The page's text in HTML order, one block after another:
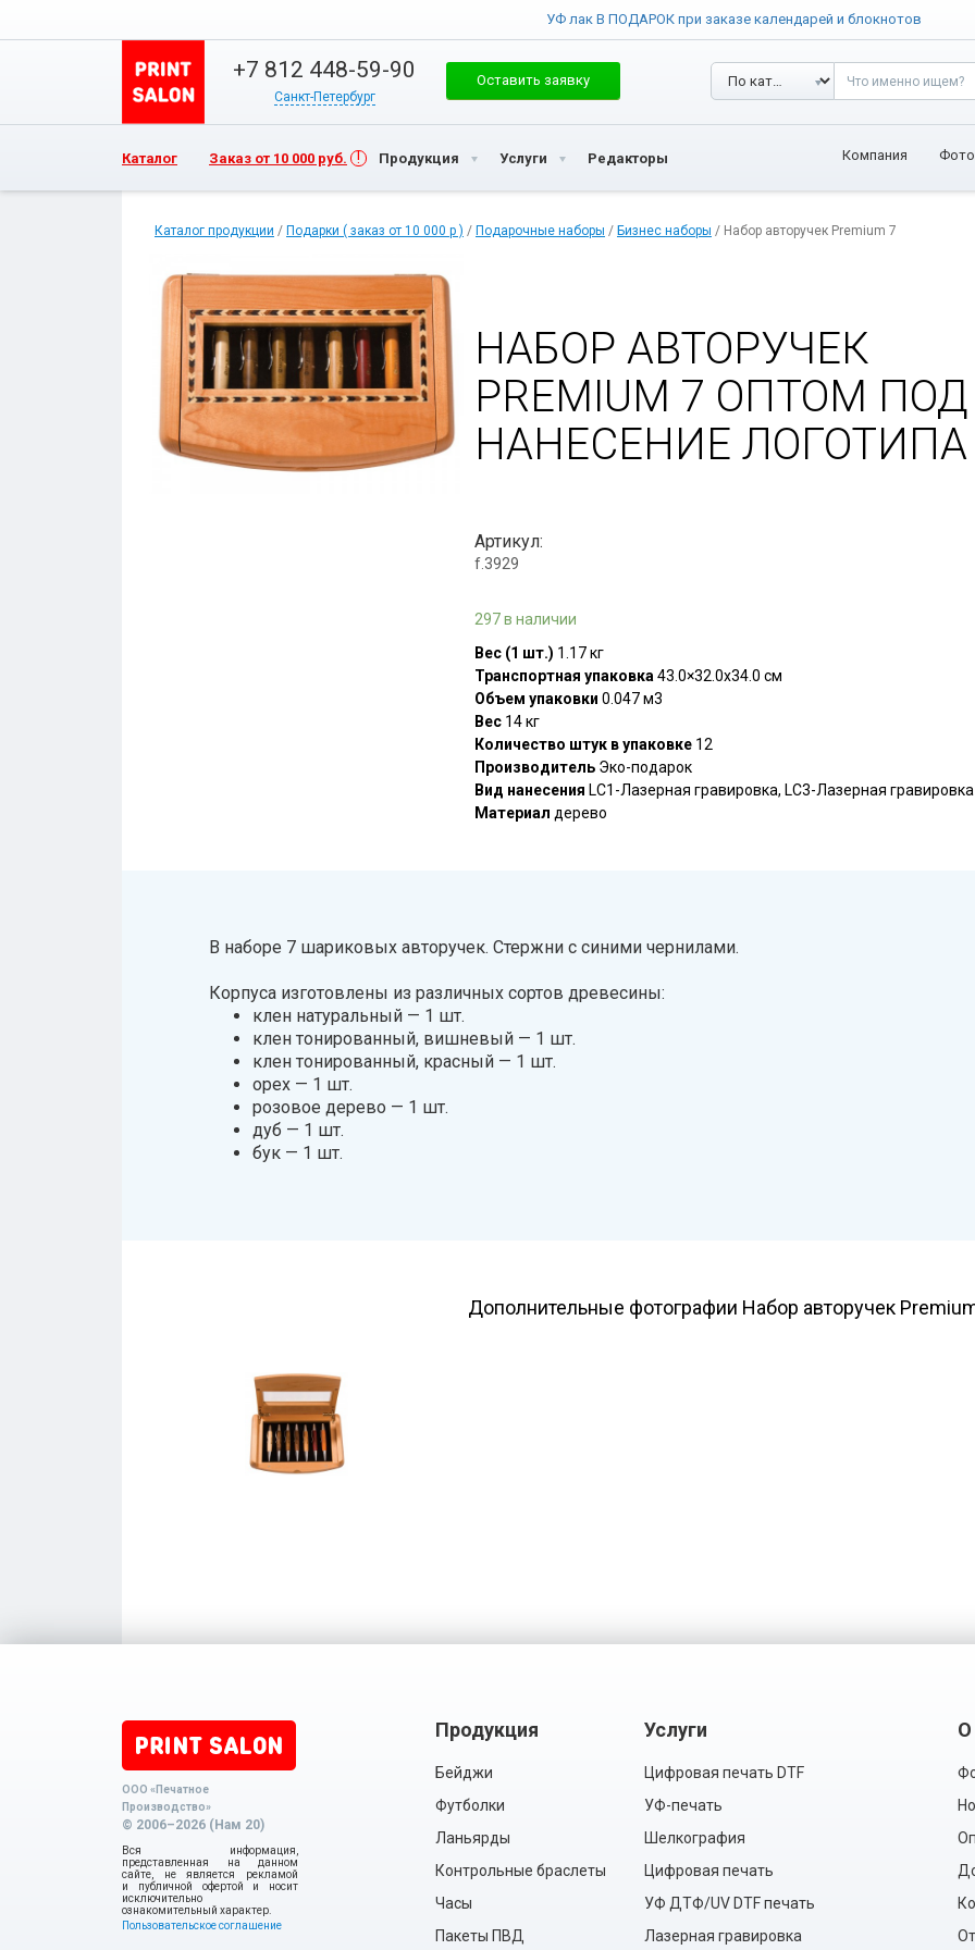
УФ лак В ПОДАРОК при заказе календарей и блокнотов
+7 812 448-59-90
Санкт-Петербург
Оставить заявку
Каталог Заказ от 10 000 руб. Продукция Услуги Редакторы Компания
Каталог продукции / Подарки ( заказ от 10 000 р ) / Подарочные наборы / Бизнес наборы / Набор авторучек Premium 7
НАБОР АВТОРУЧЕК
PREMIUM 7 ОПТОМ ПОД
НАНЕСЕНИЕ ЛОГОТИПА
Артикул:
f.3929
297 в наличии
Вес (1 шт.) 1.17 кг
Транспортная упаковка 43.0×32.0x34.0 см
Объем упаковки 0.047 м3
Вес 14 кг
Количество штук в упаковке 12
Производитель Эко-подарок
Вид нанесения LC1-Лазерная гравировка, LC3-Лазерная гравировка
Материал дерево
В наборе 7 шариковых авторучек. Стержни с синими чернилами.
Корпуса изготовлены из различных сортов древесины:
клен натуральный — 1 шт.
клен тонированный, вишневый — 1 шт.
клен тонированный, красный — 1 шт.
орех — 1 шт.
розовое дерево — 1 шт.
дуб — 1 шт.
бук — 1 шт.
Дополнительные фотографии Набор авторучек
ООО «Печатное
Производство»
© 2006–2026 (Нам 20)
Вся информация,
представленная на данном
сайте, не является рекламой
и публичной офертой и носит
исключительно
ознакомительный характер.
Пользовательское соглашение
Продукция
Бейджи
Футболки
Ланьярды
Контрольные браслеты
Часы
Пакеты ПВД
Услуги
Цифровая печать DTF
УФ-печать
Шелкография
Цифровая печать
УФ ДТФ/UV DTF печать
Лазерная гравировка
О